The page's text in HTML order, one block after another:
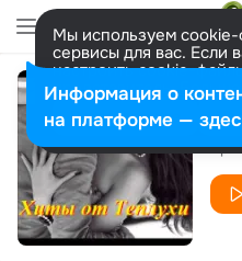
Мы используем
сервисы для вас. Если
настроить cookie-
представитель.
Разрешить все
Информация о
на платформе —